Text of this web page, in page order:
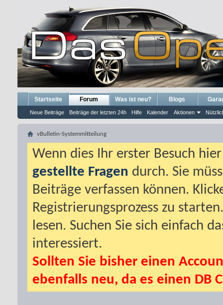
Startseite Forum
Neue Beiträge Beiträge der letzten 24h Hilfe Kalender Aktionen
Was ist neu? Blogs
vBulletin-Systemmitteilung
Wenn dies Ihr erster Besuch
gestellte Fragen durch. Sie
Beiträge verfassen können.
Registrierungsprozess zu
lesen. Suchen Sie sich einfach
interessiert.
Sollten Sie bisher einen
ebenfalls neu, da es einen DB